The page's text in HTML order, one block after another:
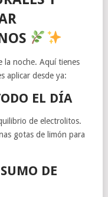
la noche. Aquí tienes
aplicar desde ya:
EL DÍA
de electrolitos.
gotas de limón para
DE